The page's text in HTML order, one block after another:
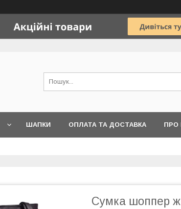
ШАПКИ ОПЛАТА ТА ДОСТАВКА ПРО
Сумка шоппер